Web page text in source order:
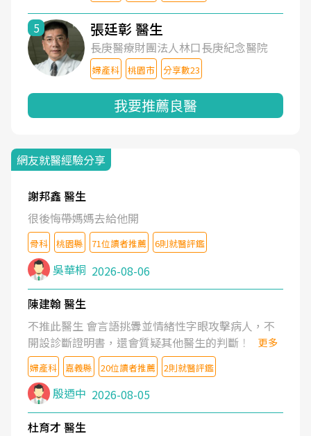
5 張廷彰 醫生
長庚醫療財團法人林口長庚紀念醫院
婦產科 桃園市 分享數23
我要推薦良醫
網友就醫經驗分享
謝邦鑫 醫生
很後悔帶媽媽去給他開
骨科 桃園縣 71位讀者推薦 6則就醫評鑑
吳華桐 2026-08-06
陳建翰 醫生
不推此醫生 會言語挑釁並情緒性字眼攻擊病人，不
開設診斷證明書，還會質疑其他醫生的判斷！
更多
婦產科 嘉義縣 20位讀者推薦 2則就醫評鑑
殷迺中 2026-08-05
杜育才 醫生